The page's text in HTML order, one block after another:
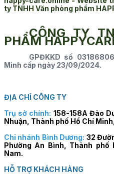
ty TNHH Văn phòng phẩm
CÔNG TY
PHẨM
GPĐKKD số
Minh cấp ngày 23/09/2024.
ĐỊA CHỈ CÔNG TY
Trụ sở chính: 158-158A Đào
Nhuận, Thành phố Hồ Chí
Chi nhánh Bình Dương: 32
Phường An Bình, Thành
Nam.
HỖ TRỢ KHÁCH HÀNG